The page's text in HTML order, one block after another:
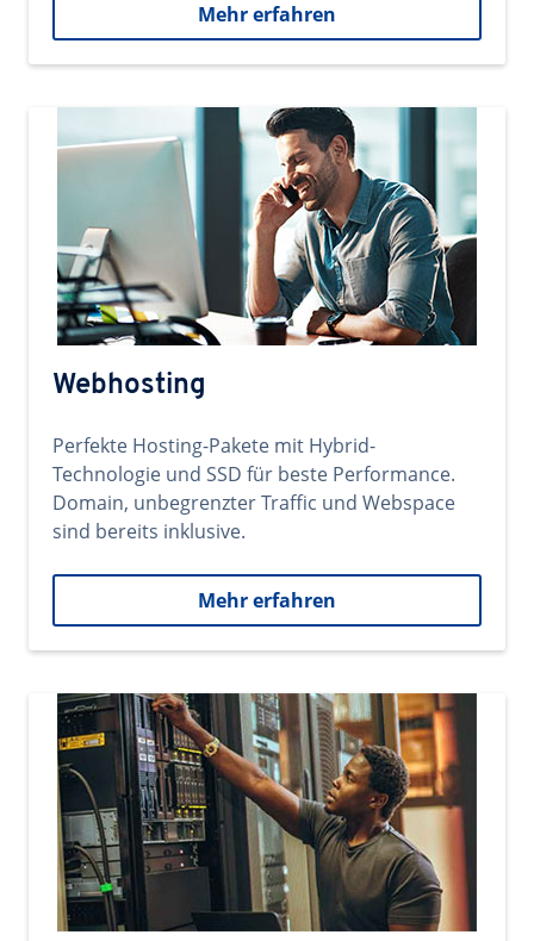
Mehr erfahren
Webhosting
Perfekte Hosting-Pakete mit Hybrid-
Technologie und SSD für beste Performance.
Domain, unbegrenzter Traffic und Webspace
sind bereits inklusive.
Mehr erfahren